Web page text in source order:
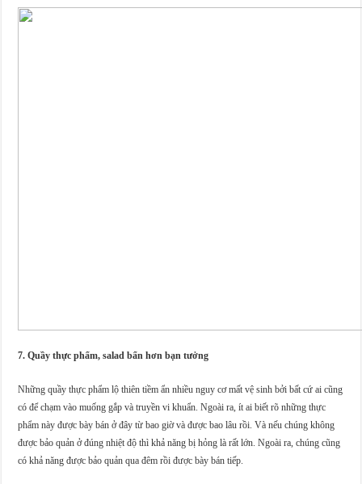
7. Quầy thực phẩm, salad bẩn hơn bạn tưởng
Những quầy thực phẩm lộ thiên tiềm ẩn nhiều nguy cơ mất vệ sinh bởi bất cứ ai cũng
có để chạm vào muống gắp và truyền vi khuẩn. Ngoài ra, ít ai biết rõ những thực
phẩm này được bày bán ở đây từ bao giờ và được bao lâu rồi. Và nếu chúng không
được bảo quản ở đúng nhiệt độ thì khả năng bị hỏng là rất lớn. Ngoài ra, chúng cũng
có khả năng được bảo quản qua đêm rồi được bày bán tiếp.